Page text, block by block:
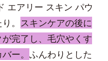
エアリー スキン パウ
。 スキンケアの後に
完了し、毛穴やくす
ー。 ふんわりとした